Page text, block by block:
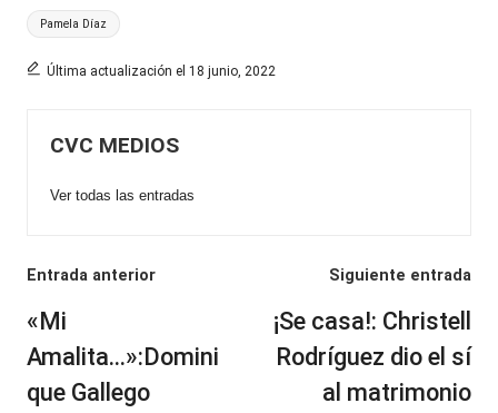
Etiquetas:
Pamela Díaz
Última actualización el 18 junio, 2022
CVC MEDIOS
Ver todas las entradas
Navegación
de
entradas
Entrada anterior
«Mi
Amalita…»:Domini
que Gallego
Siguiente entrada
¡Se casa!: Christell
Rodríguez dio el sí
al matrimonio